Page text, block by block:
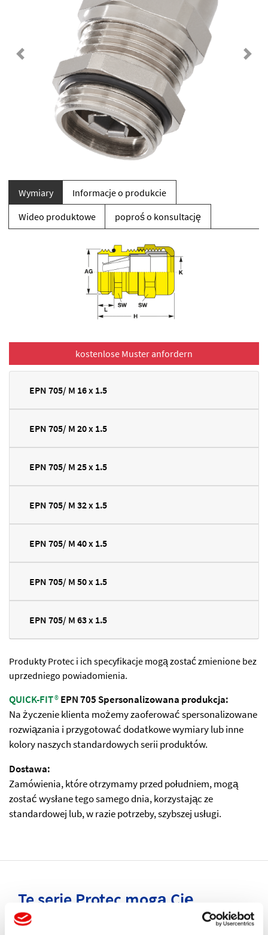
Previous Next
Wymiary
Informacje o produkcie
Wideo produktowe
poproś o konsultację
EPN 705/ M 16 x 1.5
EPN 705/ M 20 x 1.5
EPN 705/ M 25 x 1.5
EPN 705/ M 32 x 1.5
EPN 705/ M 40 x 1.5
EPN 705/ M 50 x 1.5
EPN 705/ M 63 x 1.5
Produkty Protec i ich specyfikacje mogą zostać zmienione bez
uprzedniego powiadomienia.
QUICK-FIT®EPN 705 Spersonalizowana produkcja:
Na życzenie klienta możemy zaoferować spersonalizowane
rozwiązania i przygotować dodatkowe wymiary lub inne
kolory naszych standardowych serii produktów.
Dostawa:
Zamówienia, które otrzymamy przed południem, mogą
zostać wysłane tego samego dnia, korzystając ze
standardowej lub, w razie potrzeby, szybszej usługi.
Te serie Protec mogą Cię
również zainteresować